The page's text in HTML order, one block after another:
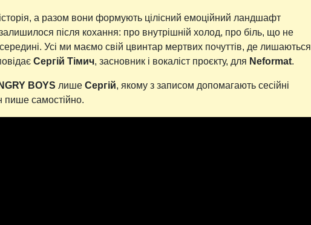
а разом вони формують цілісний емоційний ландшафт
після кохання: про внутрішній холод, про біль, що не
Усі ми маємо свій цвинтар мертвих почуттів, де лишаються
Сергій Тімич, засновник і вокаліст проєкту, для Neformat.
BOYS лише Сергій, якому з записом допомагають сесійні
пише самостійно.